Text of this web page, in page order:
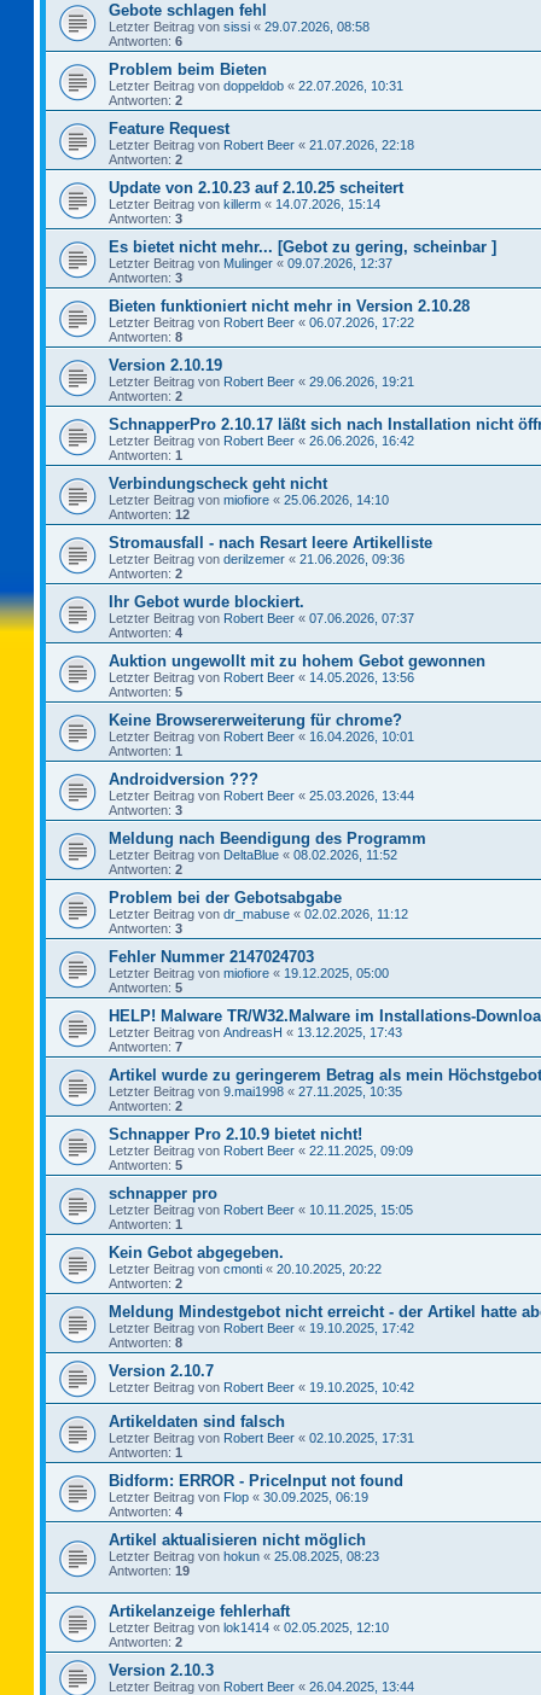
Gebote schlagen fehl
Letzter Beitrag von sissi « 29.07.2026, 08:58
Antworten: 6
Problem beim Bieten
Letzter Beitrag von doppeldob « 22.07.2026, 10:31
Antworten: 2
Feature Request
Letzter Beitrag von Robert Beer « 21.07.2026, 22:18
Antworten: 2
Update von 2.10.23 auf 2.10.25 scheitert
Letzter Beitrag von killerm « 14.07.2026, 15:14
Antworten: 3
Es bietet nicht mehr... [Gebot zu gering, scheinbar ]
Letzter Beitrag von Mulinger « 09.07.2026, 12:37
Antworten: 3
Bieten funktioniert nicht mehr in Version 2.10.28
Letzter Beitrag von Robert Beer « 06.07.2026, 17:22
Antworten: 8
Version 2.10.19
Letzter Beitrag von Robert Beer « 29.06.2026, 19:21
Antworten: 2
SchnapperPro 2.10.17 läßt sich nach Installation nicht
Letzter Beitrag von Robert Beer « 26.06.2026, 16:42
Antworten: 1
Verbindungscheck geht nicht
Letzter Beitrag von miofiore « 25.06.2026, 14:10
Antworten: 12
Stromausfall - nach Resart leere Artikelliste
Letzter Beitrag von derilzemer « 21.06.2026, 09:36
Antworten: 2
Ihr Gebot wurde blockiert.
Letzter Beitrag von Robert Beer « 07.06.2026, 07:37
Antworten: 4
Auktion ungewollt mit zu hohem Gebot gewonnen
Letzter Beitrag von Robert Beer « 14.05.2026, 13:56
Antworten: 5
Keine Browsererweiterung für chrome?
Letzter Beitrag von Robert Beer « 16.04.2026, 10:01
Antworten: 1
Androidversion ???
Letzter Beitrag von Robert Beer « 25.03.2026, 13:44
Antworten: 3
Meldung nach Beendigung des Programm
Letzter Beitrag von DeltaBlue « 08.02.2026, 11:52
Antworten: 2
Problem bei der Gebotsabgabe
Letzter Beitrag von dr_mabuse « 02.02.2026, 11:12
Antworten: 3
Fehler Nummer 2147024703
Letzter Beitrag von miofiore « 19.12.2025, 05:00
Antworten: 5
HELP! Malware TR/W32.Malware im Installations-
Letzter Beitrag von AndreasH « 13.12.2025, 17:43
Antworten: 7
Artikel wurde zu geringerem Betrag als mein
Letzter Beitrag von 9.mai1998 « 27.11.2025, 10:35
Antworten: 2
Schnapper Pro 2.10.9 bietet nicht!
Letzter Beitrag von Robert Beer « 22.11.2025, 09:09
Antworten: 5
schnapper pro
Letzter Beitrag von Robert Beer « 10.11.2025, 15:05
Antworten: 1
Kein Gebot abgegeben.
Letzter Beitrag von cmonti « 20.10.2025, 20:22
Antworten: 2
Meldung Mindestgebot nicht erreicht - der Artikel hatte
Letzter Beitrag von Robert Beer « 19.10.2025, 17:42
Antworten: 8
Version 2.10.7
Letzter Beitrag von Robert Beer « 19.10.2025, 10:42
Artikeldaten sind falsch
Letzter Beitrag von Robert Beer « 02.10.2025, 17:31
Antworten: 1
Bidform: ERROR - PriceInput not found
Letzter Beitrag von Flop « 30.09.2025, 06:19
Antworten: 4
Artikel aktualisieren nicht möglich
Letzter Beitrag von hokun « 25.08.2025, 08:23
Antworten: 19
Artikelanzeige fehlerhaft
Letzter Beitrag von lok1414 « 02.05.2025, 12:10
Antworten: 2
Version 2.10.3
Letzter Beitrag von Robert Beer « 26.04.2025, 13:44